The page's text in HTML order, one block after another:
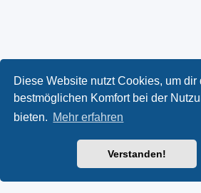
Diese Website nutzt Cookies, um dir
bestmöglichen Komfort bei der
bieten. Mehr erfahren
Verstanden!